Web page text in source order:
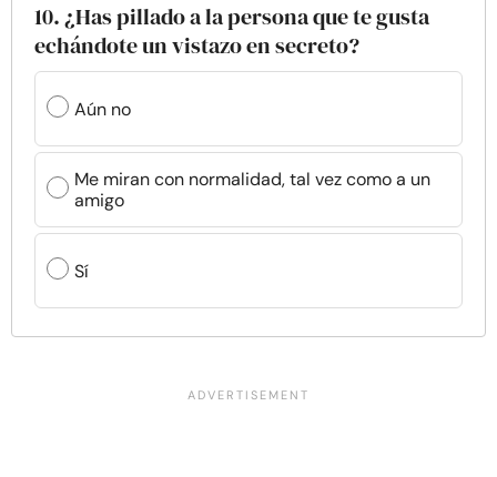
10. ¿Has pillado a la persona que te gusta
echándote un vistazo en secreto?
Aún no
Me miran con normalidad, tal vez como a un
amigo
Sí